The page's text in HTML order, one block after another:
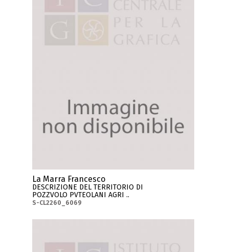
La Marra Francesco
DESCRIZIONE DEL TERRITORIO DI
POZZVOLO PVTEOLANI AGRI ..
S-CL2260_6069